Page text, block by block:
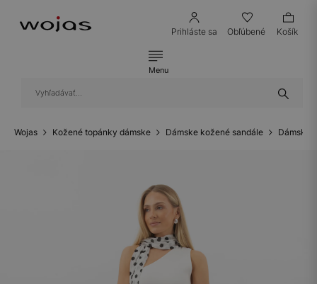
Prihláste sa Obľúbené Košík
Menu
Wojas Kožené topánky dámske Dámske kožené sandále Dámske